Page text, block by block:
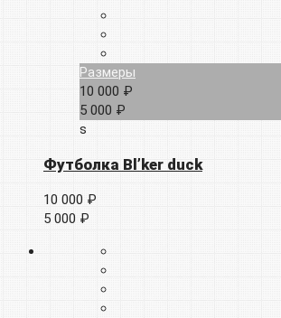
Размеры
10 000 ₽
5 000 ₽
s
Футболка Bl’ker duck
10 000 ₽
5 000 ₽